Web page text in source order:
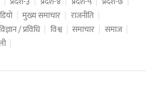
मुख्य समाचार
राजनीति
/ प्रविधि विश्व समाचार
समाज